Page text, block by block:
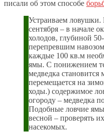
писали об этом способе
Устраиваем
сентября – в начале
холодов, глубиной
перепревшим
каждые 100 кв.м
ямы. С понижением
медведка
перемещается на
ходы.) содержимое
огороду – медведка
Подобные ловчие
весной – проверять
насекомых.